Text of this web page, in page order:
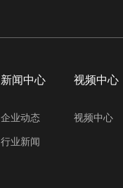
新闻中心
企业动态
行业新闻
视频中心
视频中心